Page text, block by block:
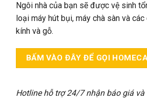
Ngôi nhà của bạn sẽ được vệ sinh
loại máy hút bụi, máy chà sàn và
kính và gỗ.
BẤM VÀO ĐÂY ĐỂ GỌI
Hotline hỗ trợ 24/7 nhận báo giá